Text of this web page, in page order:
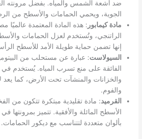
ضد أشعة الشمس والمياه. بفضل مرونته
الجوية، ويحمي الحمامات والأسطح من
مادة كيمابور : هذه المادة المعتمدة عالميًا
الراتنجي، وتُستخدم لعزل الحمامات
إنها تضمن حماية طويلة الأمد للأسطح
السيولاست: عبارة عن مستحلب من
الفائقة على منع تسرب المياه. يُستخدم
والخزانات والمنشآت تحت الأرض، كما يعد
والفوم.
القرميد: مادة تقليدية مبتكرة تتكون من
الأسطح المائلة والأفقية. تتميز بمرونتها
بألوان متعددة لتتناسب مع ديكور الحمامات.